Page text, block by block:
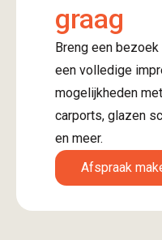
graag
Breng een
een volledige
mogelijkheden
carports, glazen
en meer.
Afspraak